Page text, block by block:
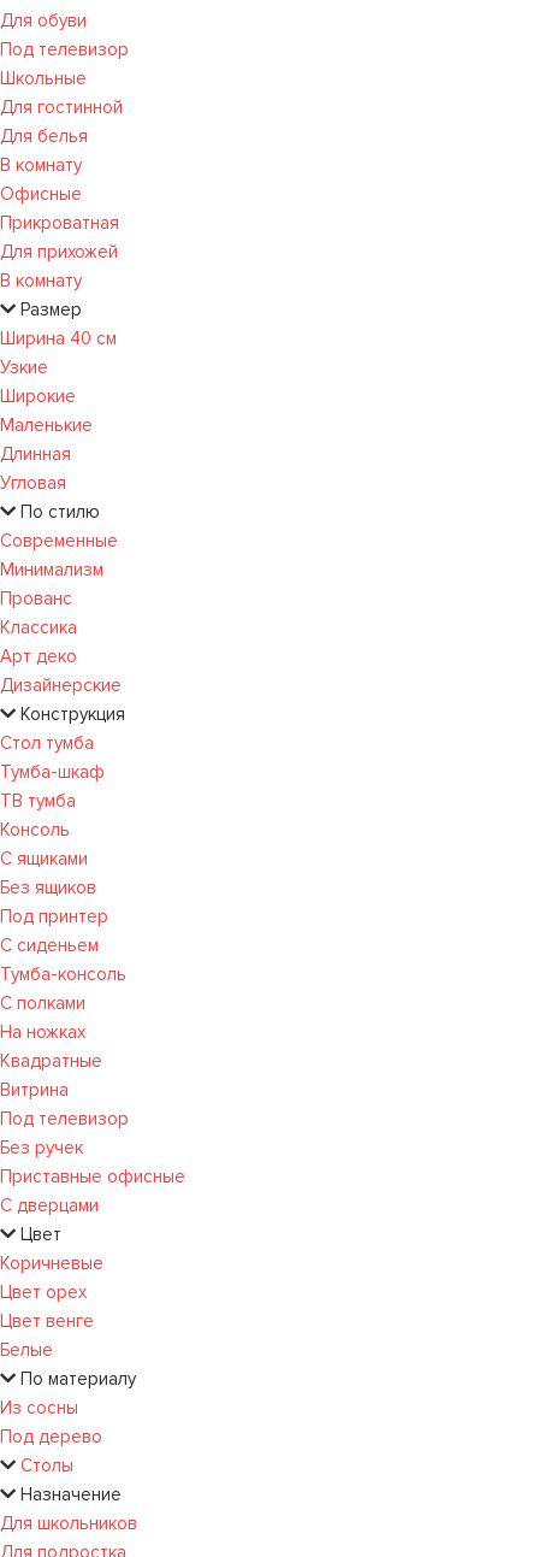
Для обуви
Под телевизор
Школьные
Для гостинной
Для белья
В комнату
Офисные
Прикроватная
Для прихожей
В комнату
Размер
Ширина 40 см
Узкие
Широкие
Маленькие
Длинная
Угловая
По стилю
Современные
Минимализм
Прованс
Классика
Арт деко
Дизайнерские
Конструкция
Стол тумба
Тумба-шкаф
ТВ тумба
Консоль
С ящиками
Без ящиков
Под принтер
С сиденьем
Тумба-консоль
С полками
На ножках
Квадратные
Витрина
Под телевизор
Без ручек
Приставные офисные
С дверцами
Цвет
Коричневые
Цвет орех
Цвет венге
Белые
По материалу
Из сосны
Под дерево
Столы
Назначение
Для школьников
Для подростка